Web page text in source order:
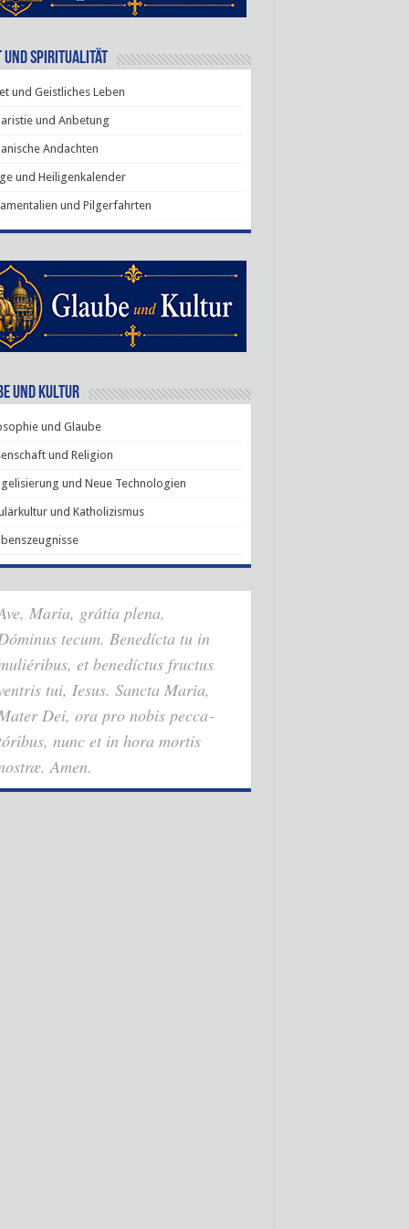
und Spiritualität
und Geistliches Leben
und Anbetung
Andachten
und Heiligenkalender
und Pilgerfahrten
und Kultur
und Glaube
und Religion
und Neue Technologien
und Katholizismus
Maria, grátia plena,
tecum. Benedícta tu in
et benedíctus fructus
tui, Iesus. Sancta Maria,
Dei, ora pro nobis pec­ca­
nunc et in hora mortis
Amen.